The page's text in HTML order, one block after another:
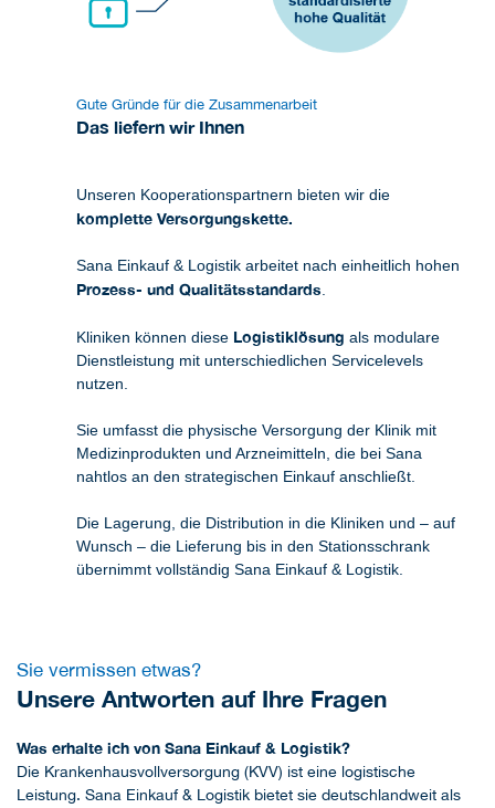
Gute Gründe für die Zusammenarbeit
Das liefern wir Ihnen
Unseren Kooperationspartnern bieten wir die
komplette Versorgungs­kette.
Sana Einkauf & Logistik arbeitet nach einheitlich hohen
Prozess- und Qualitätsstandards
Kliniken können diese Logistiklösung als modulare
Dienst­leistung mit unterschiedlichen Servicelevels
nutzen.
Sie umfasst die physische Versorgung der Klinik mit
Medizinprodukten und Arznei­mitteln, die bei Sana
nahtlos an den strategischen Einkauf anschließt.
Die Lagerung, die Distribution in die Kliniken und – auf
Wunsch – die Lieferung bis in den Stationsschrank
übernimmt vollständig Sana Einkauf & Logistik.
Sie vermissen etwas?
Unsere Antworten auf Ihre Fragen
Was erhalte ich von Sana Einkauf & Logistik?
Die Krankenhausvollversorgung (KVV) ist eine logistische
Leistung. Sana Einkauf & Logistik bietet sie deutschlandweit als